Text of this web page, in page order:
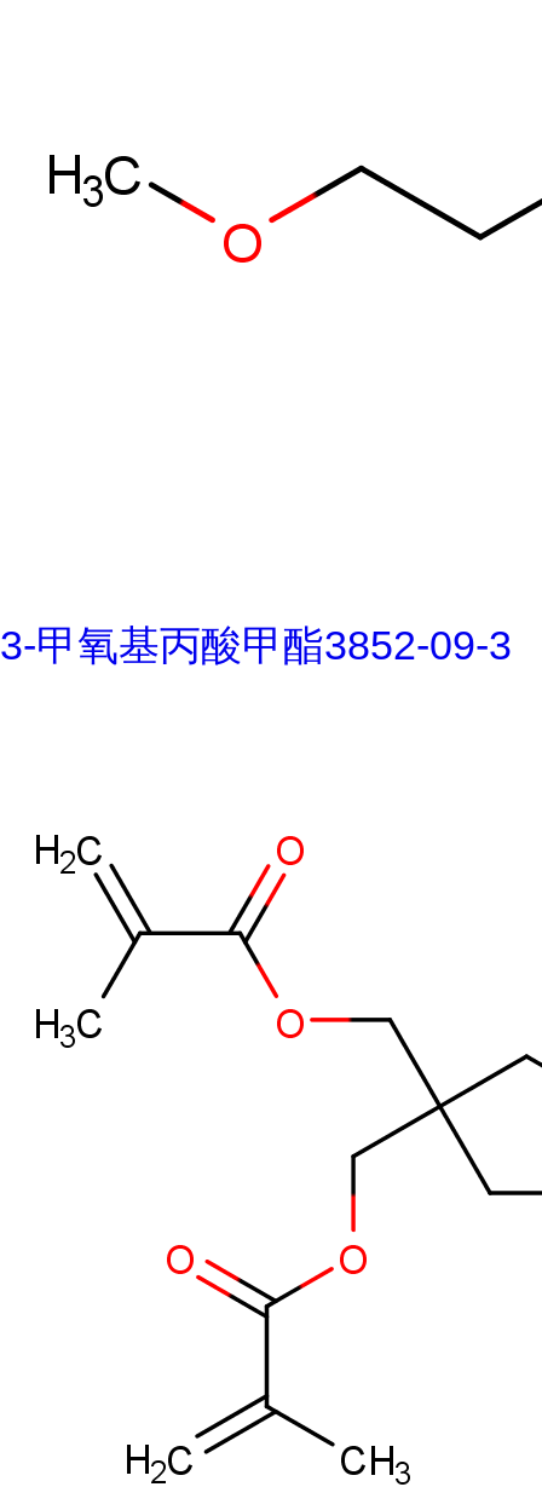
3-甲氧基丙酸甲酯3852-09-3